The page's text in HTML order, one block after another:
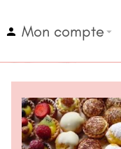
Mon comptearrow_drop_down